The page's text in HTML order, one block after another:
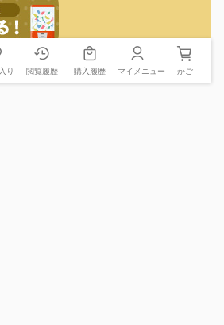
り 閲覧履歴 購入履歴 マイメニュー かご